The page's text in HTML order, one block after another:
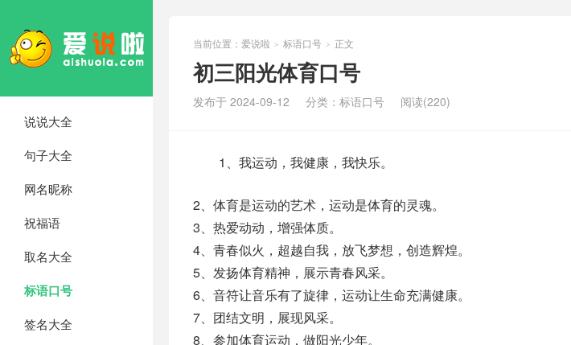
说说大全
句子大全
网名昵称
祝福语
取名大全
标语口号
签名大全
当前位置： 爱说啦 > 标语口号 > 正文
初三阳光体育口号
发布于 2024-09-12 分类： 标语口号 阅读(220)
1、我运动，我健康，我快乐。
2、体育是运动的艺术，运动是体育的灵魂。
3、热爱动动，增强体质。
4、青春似火，超越自我，放飞梦想，创造辉煌。
5、发扬体育精神，展示青春风采。
6、音符让音乐有了旋律，运动让生命充满健康。
7、团结文明，展现风采。
8、参加体育运动，做阳光少年。